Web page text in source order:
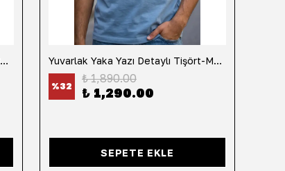
Yuvarlak Yaka Yazı Detaylı Tişört-Beyaz Yuvarlak Yaka Yazı Detaylı Tişört-Mavi
%32
₺ 1,890.00
₺ 1,290.00
SEPETE EKLE